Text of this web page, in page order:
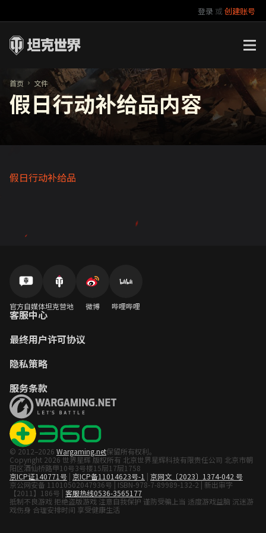
登录 或创建账号
你好，吾久
万圣节
《以战止战》
官方自媒体
首页 文件
假日行动补给品内容
假日行动补给品
官方自媒体坦克营地 微博 哔哩哔哩
客服中心
最终用户许可协议
隐私策略
服务条款
© 2012–2026 Wargaming.net保留所有权利。
Copyright 2026 世界星辉 版权所有 北京世界星辉科技有限责任公司 北京市朝
阳区酒仙桥路甲10号3号楼15层17层1758
京ICP证140771号 | 京ICP备11014623号-1 | 京网文〔2023〕1374-042 号
京公网安备 11010502047936号 | ISBN-978-7-89989-132-2 | 新出审字
【2011】186号 | 客服热线0536-3565177
抵制不良游戏 拒绝盗版游戏 注意自我保护 谨防受骗上当 适度游戏益脑 沉迷游
戏伤身 合理安排时间 享受健康生活